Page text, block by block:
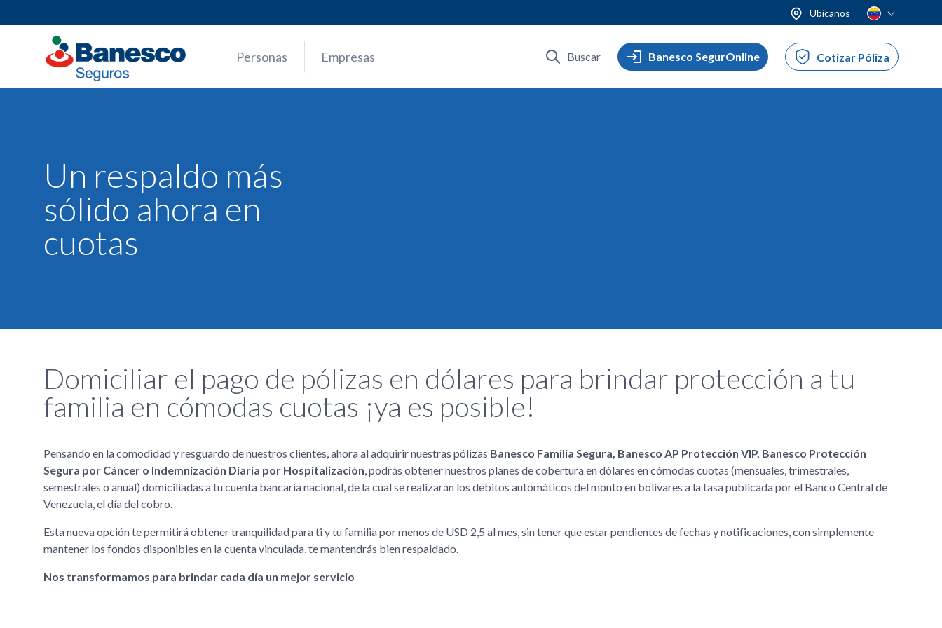
content
Ubícanos
Personas Empresas Buscar Banesco SegurOnline Cotizar Póliza
Un respaldo más
sólido ahora en
cuotas
Domiciliar el pago de pólizas en dólares para brindar protección a tu
familia en cómodas cuotas ¡ya es posible!
Pensando en la comodidad y resguardo de nuestros clientes, ahora al adquirir nuestras pólizas Banesco Familia Segura, Banesco AP Protección VIP, Banesco Protección
Segura por Cáncer o Indemnización Diaria por Hospitalización, podrás obtener nuestros planes de cobertura en dólares en cómodas cuotas (mensuales, trimestrales,
semestrales o anual) domiciliadas a tu cuenta bancaria nacional, de la cual se realizarán los débitos automáticos del monto en bolívares a la tasa publicada por el Banco Central de
Venezuela, el día del cobro.
Esta nueva opción te permitirá obtener tranquilidad para ti y tu familia por menos de USD 2,5 al mes, sin tener que estar pendientes de fechas y notificaciones, con simplemente
mantener los fondos disponibles en la cuenta vinculada, te mantendrás bien respaldado.
Nos transformamos para brindar cada día un mejor servicio